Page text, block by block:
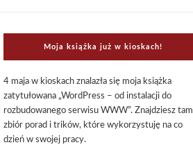
Moja książka już w kioskach!
4 maja w kioskach znalazła się moja książka
zatytułowana „WordPress – od instalacji do
rozbudowanego serwisu WWW”. Znajdziesz tam
zbiór porad i trików, które wykorzystuję na co
dzień w swojej pracy.